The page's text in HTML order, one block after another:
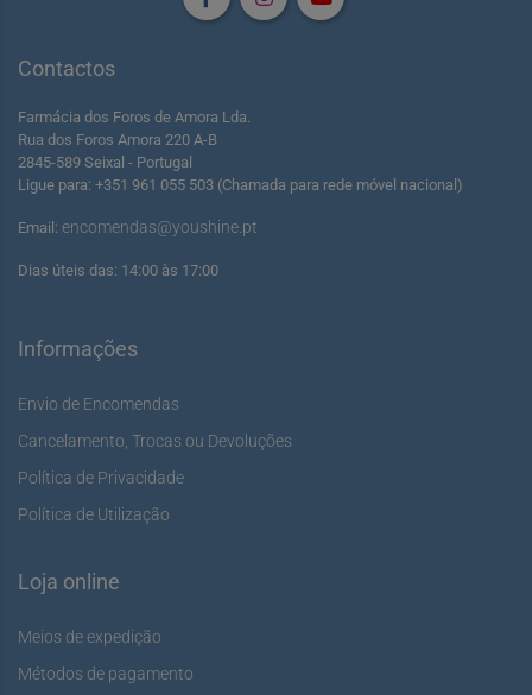
Contactos
Farmácia dos Foros de Amora Lda.
Rua dos Foros Amora 220 A-B
2845-589 Seixal - Portugal
Ligue para: +351 961 055 503 (Chamada para rede móvel nacional)
Email: encomendas@youshine.pt
Dias úteis das: 14:00 às 17:00
Informações
Envio de Encomendas
Cancelamento, Trocas ou Devoluções
Política de Privacidade
Política de Utilização
Loja online
Meios de expedição
Métodos de pagamento